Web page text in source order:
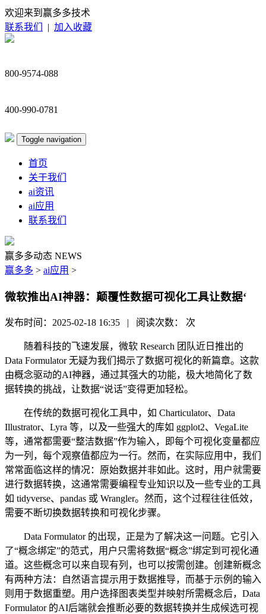
欢迎来到赢多多技术
联系我们
| 加入收藏
800-9574-088
400-990-0781
Toggle navigation
首页
关于我们
ai资讯
ai应用
联系我们
赢多多动态 NEWS
赢多多 > ai应用 >
微软推出AI神器：颠覆性数据可视化工具让数据‘
发布时间：2025-02-18 16:35 | 阅读次数： 次
随着科技的飞速发展，微软 Research 团队近日推出的
Data Formulator 无疑为我们揭示了数据可视化的新篇章。这款
由概念驱动的AI神器，通过其强大的功能，极大地简化了数
据转换的挑战，让数据“说话”变得更加轻松。
在传统的数据可视化工具中，如 Charticulator、Data
Illustrator、Lyra 等，以及一些强大的库如 ggplot2、VegaLite
等，通常都需要“整洁数据”作为输入，即每个可视化变量都应
为一列，每个观察值都应为一行。然而，在实际应用中，我们
常常面临这样的情况：原始数据并非如此。这时，用户就需要
进行数据转换，这通常需要编程专业知识以及一些专业的工具
如 tidyverse、pandas 或 Wrangler。然而，这个过程往往低效，
需要不断切换数据转换和可视化步骤。
Data Formulator 的出现，正是为了解决这一问题。它引入
了“概念绑定”的范式，用户只需将数据“概念”绑定到可视化通
道。这些概念可以来自现有列，也可以按需创建。创建新概念
有两种方法：自然语言提示用于数据推导，而基于示例的输入
则用于数据重塑。用户选择图表类型并映射所需概念后，Data
Formulator 的AI后端就会推断必要的数据转换并生成候选可视